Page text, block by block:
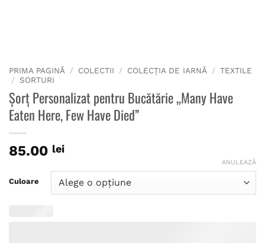
PRIMA PAGINĂ / COLECTII / COLECȚIA DE IARNĂ / TEXTILE
/ SORTURI
Șorț Personalizat pentru Bucătărie „Many Have
Eaten Here, Few Have Died”
85.00 lei
Culoare
ANULEAZĂ